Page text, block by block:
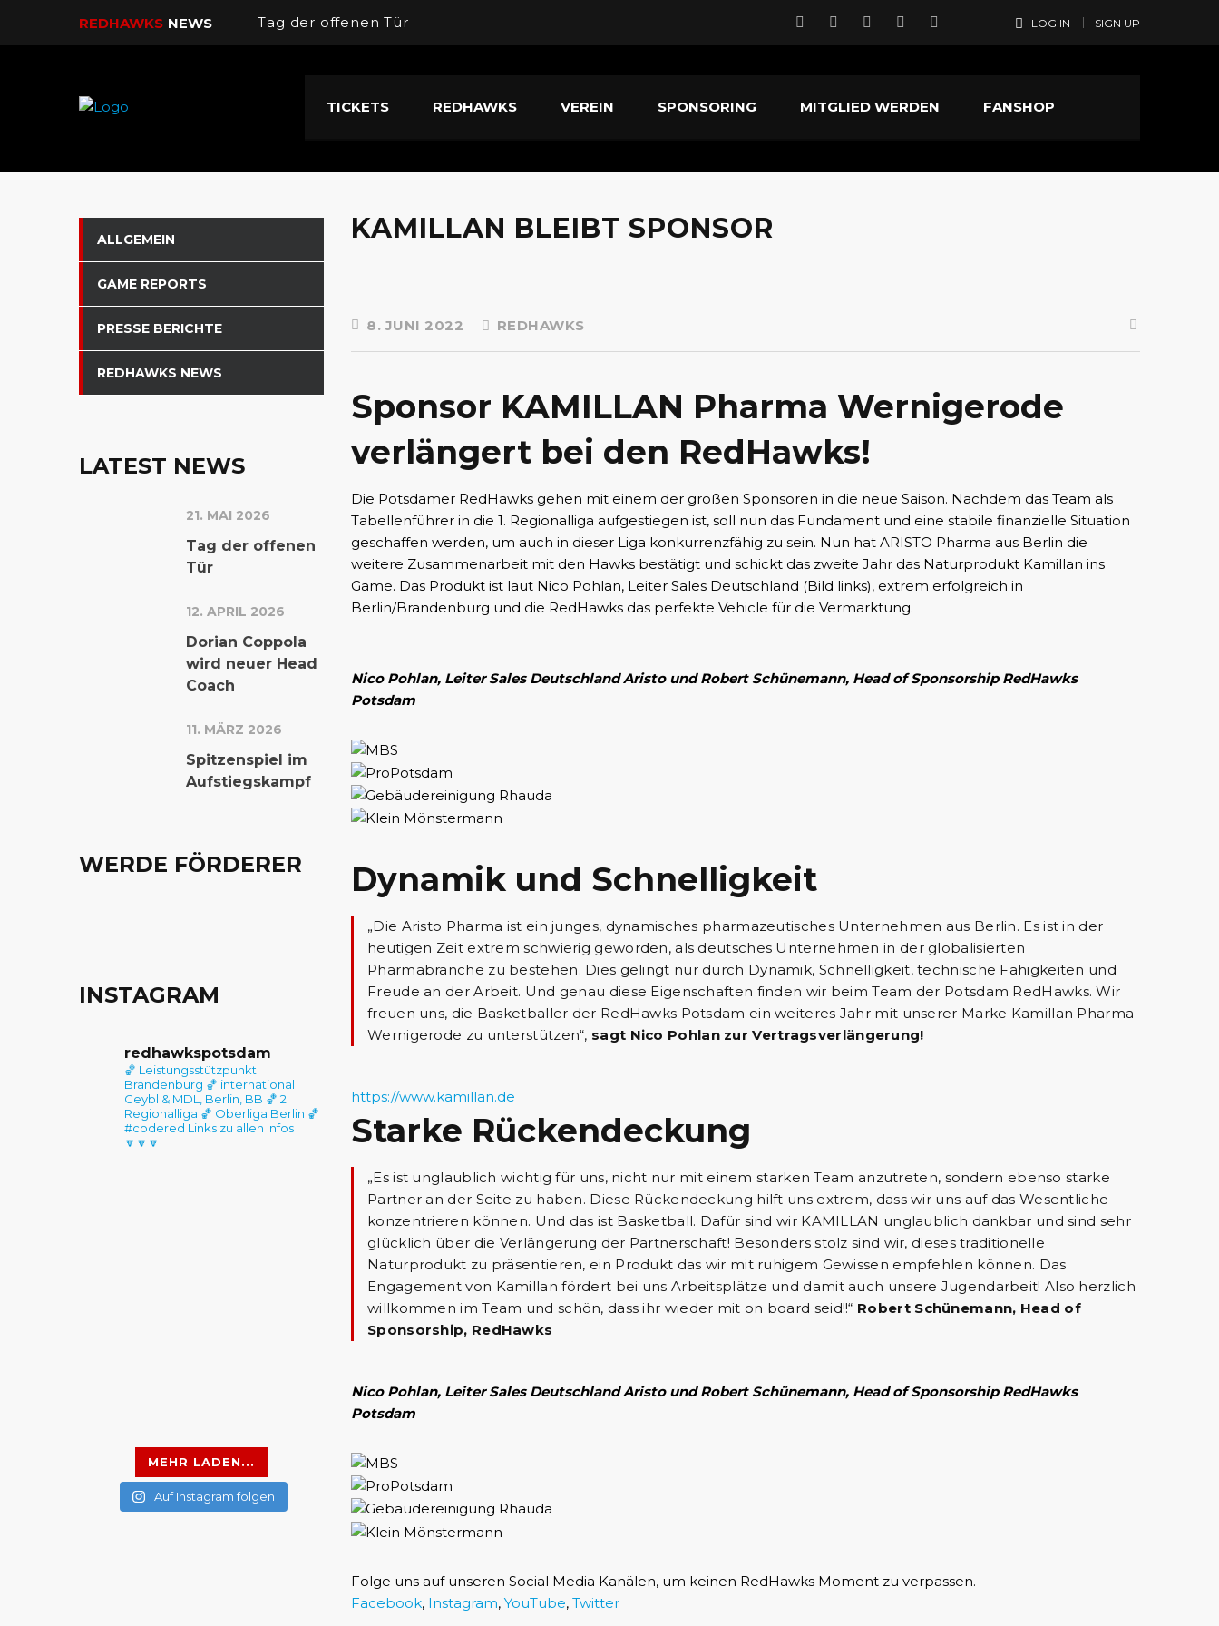
REDHAWKS NEWS Tag der offenen Tür
Spitzenspiel im Aufstiegskampf
LOG IN SIGN UP
TICKETS REDHAWKS VEREIN SPONSORING MITGLIED WERDEN FANSHOP
KAMILLAN BLEIBT SPONSOR
8. JUNI 2022 REDHAWKS
Sponsor KAMILLAN Pharma Wernigerode
verlängert bei den RedHawks!
Die Potsdamer RedHawks gehen mit einem der großen Sponsoren in die neue Saison. Nachdem das Team als
Tabellenführer in die 1. Regionalliga aufgestiegen ist, soll nun das Fundament und eine stabile finanzielle Situation
geschaffen werden, um auch in dieser Liga konkurrenzfähig zu sein. Nun hat ARISTO Pharma aus Berlin die
weitere Zusammenarbeit mit den Hawks bestätigt und schickt das zweite Jahr das Naturprodukt Kamillan ins
Game. Das Produkt ist laut Nico Pohlan, Leiter Sales Deutschland (Bild links), extrem erfolgreich in
Berlin/Brandenburg und die RedHawks das perfekte Vehicle für die Vermarktung.
Nico Pohlan, Leiter Sales Deutschland Aristo und Robert Schünemann, Head of Sponsorship RedHawks
Potsdam
Dynamik und Schnelligkeit
„Die Aristo Pharma ist ein junges, dynamisches pharmazeutisches Unternehmen aus Berlin. Es ist in der
heutigen Zeit extrem schwierig geworden, als deutsches Unternehmen in der globalisierten
Pharmabranche zu bestehen. Dies gelingt nur durch Dynamik, Schnelligkeit, technische Fähigkeiten und
Freude an der Arbeit. Und genau diese Eigenschaften finden wir beim Team der Potsdam RedHawks. Wir
freuen uns, die Basketballer der RedHawks Potsdam ein weiteres Jahr mit unserer Marke Kamillan Pharma
Wernigerode zu unterstützen“, sagt Nico Pohlan zur Vertragsverlängerung!
https://www.kamillan.de
Starke Rückendeckung
„Es ist unglaublich wichtig für uns, nicht nur mit einem starken Team anzutreten, sondern ebenso starke
Partner an der Seite zu haben. Diese Rückendeckung hilft uns extrem, dass wir uns auf das Wesentliche
konzentrieren können. Und das ist Basketball. Dafür sind wir KAMILLAN unglaublich dankbar und sind sehr
glücklich über die Verlängerung der Partnerschaft! Besonders stolz sind wir, dieses traditionelle
Naturprodukt zu präsentieren, ein Produkt das wir mit ruhigem Gewissen empfehlen können. Das
Engagement von Kamillan fördert bei uns Arbeitsplätze und damit auch unsere Jugendarbeit! Also herzlich
willkommen im Team und schön, dass ihr wieder mit on board seid!!“ Robert Schünemann, Head of
Sponsorship, RedHawks
Nico Pohlan, Leiter Sales Deutschland Aristo und Robert Schünemann, Head of Sponsorship RedHawks
Potsdam
Folge uns auf unseren Social Media Kanälen, um keinen RedHawks Moment zu verpassen.
Facebook, Instagram, YouTube, Twitter
ALLGEMEIN
GAME REPORTS
PRESSE BERICHTE
REDHAWKS NEWS
LATEST NEWS
21. MAI 2026
Tag der offenen
Tür
12. APRIL 2026
Dorian Coppola
wird neuer Head
Coach
11. MÄRZ 2026
Spitzenspiel im
Aufstiegskampf
WERDE FÖRDERER
INSTAGRAM
redhawkspotsdam
🏀 Leistungsstützpunkt
Brandenburg 🏀 international
Ceybl & MDL, Berlin, BB 🏀 2.
Regionalliga 🏀 Oberliga Berlin 🏀
#codered Links zu allen Infos
🔽🔽🔽
MEHR LADEN...
Auf Instagram folgen